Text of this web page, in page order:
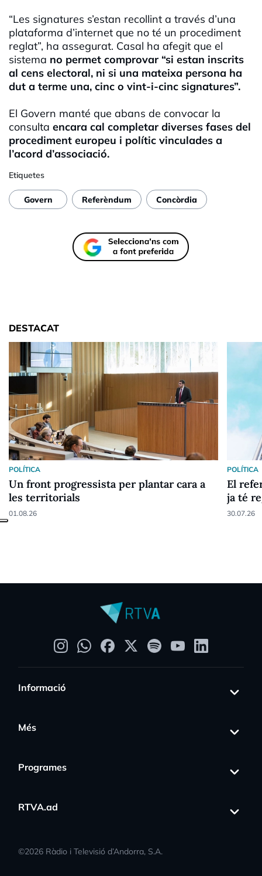
“Les signatures s’estan recollint a través d’una
plataforma d’internet que no té un procediment
reglat”, ha assegurat. Casal ha afegit que el
sistema no permet comprovar “si estan inscrits
al cens electoral, ni si una mateixa persona ha
dut a terme una, cinc o vint-i-cinc signatures”.
El Govern manté que abans de convocar la
consulta encara cal completar diverses fases del
procediment europeu i polític vinculades a
l’acord d’associació.
Etiquetes
Govern Referèndum Concòrdia
DESTACAT
POLÍTICA
Un front progressista per plantar cara a
les territorials
01.08.26
POLÍTICA
El
ja té
30.07.26
Informació
Més
Programes
RTVA.ad
©2026 Ràdio i Televisió d’Andorra, S.A.